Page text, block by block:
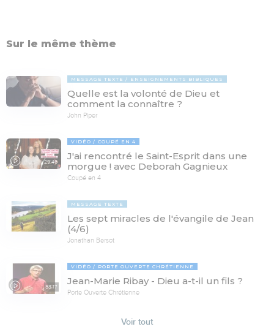
Sur le même thème
MESSAGE TEXTE ENSEIGNEMENTS BIBLIQUES
Quelle est la volonté de Dieu et
comment la connaître ?
John Piper
29:46
VIDÉO COUPÉ EN 4
J'ai rencontré le Saint-Esprit dans une
morgue ! avec Deborah Gagnieux
Coupé en 4
MESSAGE TEXTE
Les sept miracles de l'évangile de Jean
(4/6)
Jonathan Bersot
53:17
VIDÉO PORTE OUVERTE CHRÉTIENNE
Jean-Marie Ribay - Dieu a-t-il un fils ?
Porte Ouverte Chrétienne
Voir tout